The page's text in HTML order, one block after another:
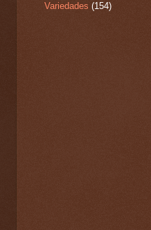
Variedades (154)